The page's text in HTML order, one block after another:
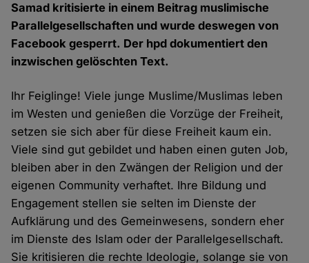
Samad kritisierte in einem Beitrag muslimische
Parallelgesellschaften und wurde deswegen von
Facebook gesperrt. Der hpd dokumentiert den
inzwischen gelöschten Text.
Ihr Feiglinge! Viele junge Muslime/Muslimas leben
im Westen und genießen die Vorzüge der Freiheit,
setzen sie sich aber für diese Freiheit kaum ein.
Viele sind gut gebildet und haben einen guten Job,
bleiben aber in den Zwängen der Religion und der
eigenen Community verhaftet. Ihre Bildung und
Engagement stellen sie selten im Dienste der
Aufklärung und des Gemeinwesens, sondern eher
im Dienste des Islam oder der Parallelgesellschaft.
Sie kritisieren die rechte Ideologie, solange sie von